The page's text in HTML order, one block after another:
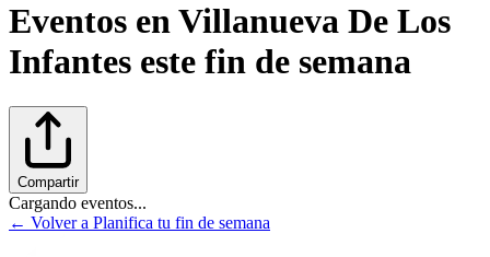
Eventos enVillanueva De Los
Infantes este fin de semana
Compartir
Cargando eventos...
← Volver a Planifica tu fin de semana